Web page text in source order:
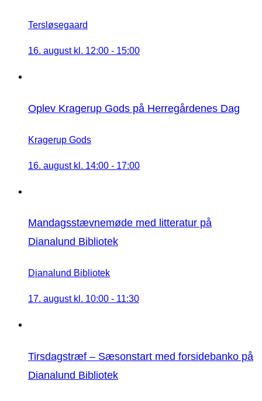
Tersløsegaard
16. august kl. 12:00 - 15:00
Oplev Kragerup Gods på Herregårdenes Dag
Kragerup Gods
16. august kl. 14:00 - 17:00
Mandagsstævnemøde med litteratur på
Dianalund Bibliotek
Dianalund Bibliotek
17. august kl. 10:00 - 11:30
Tirsdagstræf – Sæsonstart med forsidebanko på
Dianalund Bibliotek